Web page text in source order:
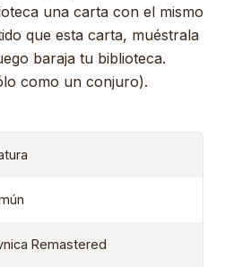
una carta con el mismo
que esta carta, muéstrala
baraja tu biblioteca.
como un conjuro).
Remastered